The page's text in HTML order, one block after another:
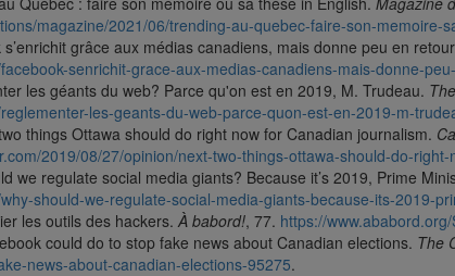
magazine/2021/06/trending-au-quebec-faire-son-memoire-
grâce aux médias canadiens, mais donne peu en
senrichit-grace-aux-medias-canadiens-mais-donne-
les géants du web? Parce qu'on est en 2019, M. Trudeau.
les-geants-du-web-parce-quon-est-en-2019-m-
things Ottawa should do right now for Canadian journalism.
2019/08/27/opinion/next-two-things-ottawa-should-do-
we regulate social media giants? Because it’s 2019, Prime
should-we-regulate-social-media-giants-because-its-2019-
les outils des hackers. À babord!, 77. https://
could do to stop fake news about Canadian elections. The
news-about-canadian-elections-95275.